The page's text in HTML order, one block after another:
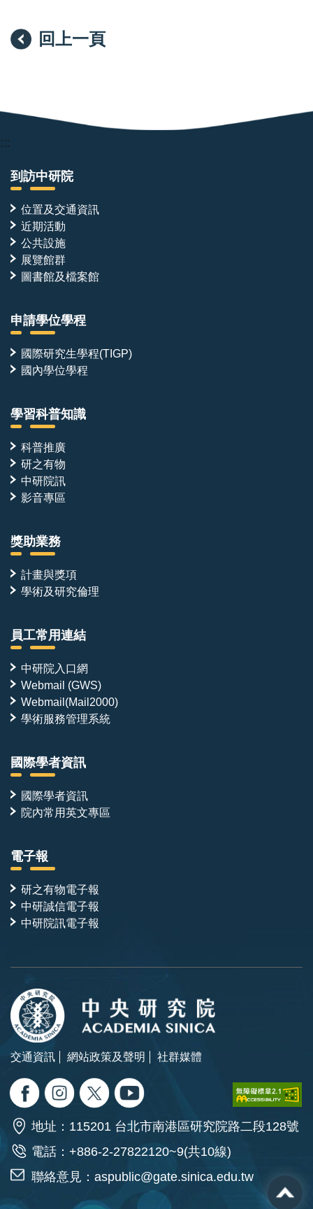
胞
（pavement
禦
分
散
失。
圖
片：
植
微
所
簡
研
究
技
師。
氣
孔
南
形
氣
孔；
（C）
Begonia
hernandioides
中
的
簇
孔。
回上一頁
:::
到訪中研院
位置及交通資訊
近期活動
公共設施
展覽館群
圖書館及檔案館
申請學位學程
國際研究生學程(TIGP)
國內學位學程
學習科普知識
科普推廣
研之有物
中研院訊
影音專區
獎助業務
計畫與獎項
學術及研究倫理
員工常用連結
中研院入口網
Webmail (GWS)
Webmail(Mail2000)
學術服務管理系統
國際學者資訊
國際學者資訊
院內常用英文專區
電子報
研之有物電子報
中研誠信電子報
中研院訊電子報
交通資訊 網站政策及聲明 社群媒體
地址：115201 台北市南港區研究院路二段128號
電話：+886-2-27822120~9(共10線)
聯絡意見： aspublic@gate.sinica.edu.tw